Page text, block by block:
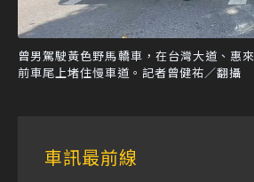
曾男駕駛黃色野馬轎車，在台灣大道、惠
前車尾上堵住慢車道。記者曾健祐／翻攝
車訊最前線